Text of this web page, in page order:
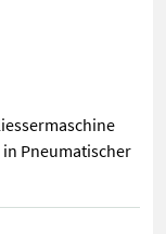
Pneumatischer
mit